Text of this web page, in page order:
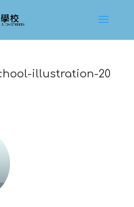
illustration-20